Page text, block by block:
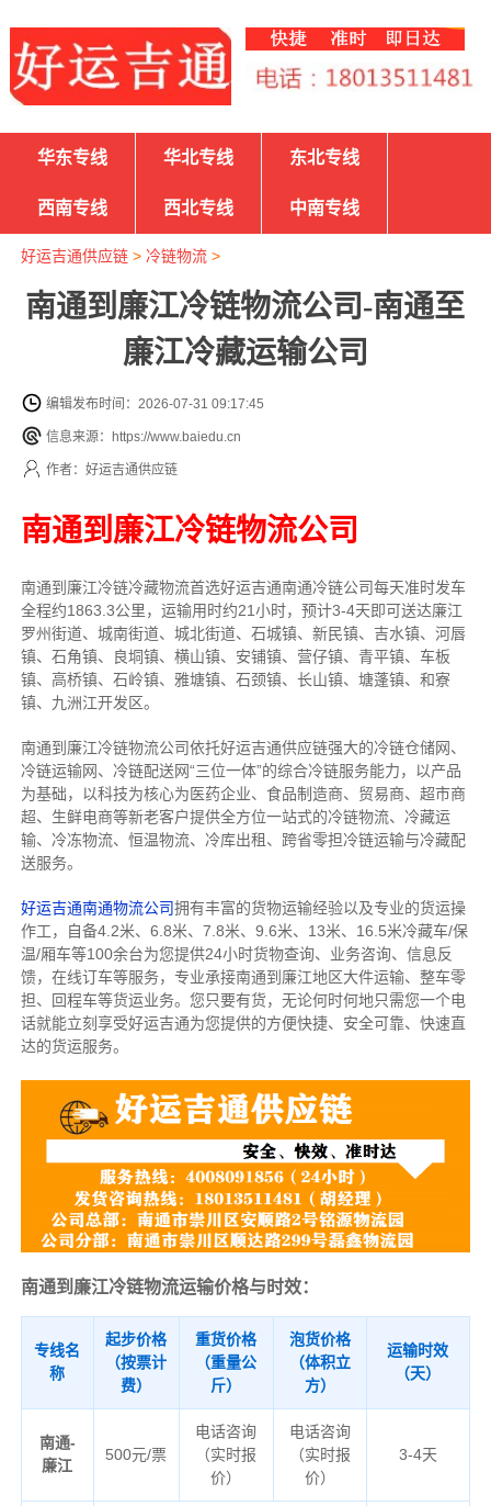
华东专线 华北专线 东北专线
西南专线 西北专线 中南专线
好运吉通供应链> 冷链物流>
南通到廉江冷链物流公司-南通至
廉江冷藏运输公司
编辑发布时间：2026-07-31 09:17:45
信息来源：https://www.baiedu.cn
作者：好运吉通供应链
南通到廉江冷链物流公司
南通到廉江冷链冷藏物流首选好运吉通南通冷链公司每天准时发车
全程约1863.3公里，运输用时约21小时，预计3-4天即可送达廉江
罗州街道、城南街道、城北街道、石城镇、新民镇、吉水镇、河唇
镇、石角镇、良垌镇、横山镇、安铺镇、营仔镇、青平镇、车板
镇、高桥镇、石岭镇、雅塘镇、石颈镇、长山镇、塘蓬镇、和寮
镇、九洲江开发区。
南通到廉江冷链物流公司依托好运吉通供应链强大的冷链仓储网、
冷链运输网、冷链配送网“三位一体”的综合冷链服务能力，以产品
为基础，以科技为核心为医药企业、食品制造商、贸易商、超市商
超、生鲜电商等新老客户提供全方位一站式的冷链物流、冷藏运
输、冷冻物流、恒温物流、冷库出租、跨省零担冷链运输与冷藏配
送服务。
好运吉通南通物流公司拥有丰富的货物运输经验以及专业的货运操
作工，自备4.2米、6.8米、7.8米、9.6米、13米、16.5米冷藏车/保
温/厢车等100余台为您提供24小时货物查询、业务咨询、信息反
馈，在线订车等服务， 专业承接南通到廉江地区大件运输、整车零
担、回程车等货运业务。 您只要有货，无论何时何地只需您一个电
话就能立刻享受好运吉通为您提供的方便快捷、安全可靠、快速直
达的货运服务。
南通到廉江冷链物流运输价格与时效：
专线名
称
起步价格
（按票计
费）
重货价格
（重量公
斤）
泡货价格
（体积立
方）
运输时效
（天）
南通-
廉江
500元/票
电话咨询
（实时报
价）
电话咨询
（实时报
价）
3-4天